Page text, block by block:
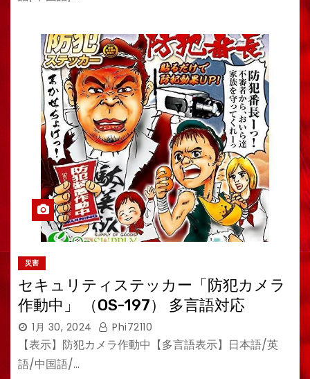
災害
セキュリティステッカー「防犯カメラ
作動中」 （OS-197） 多言語対応
1月 30, 2024 Phi72110
【表示】防犯カメラ作動中【多言語表示】日本語/英
語/中国語/…